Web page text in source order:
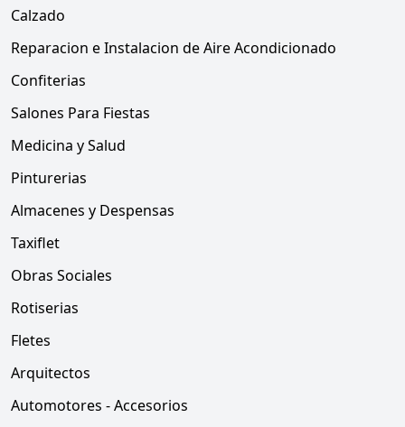
Calzado
Reparacion e Instalacion de Aire Acondicionado
Confiterias
Salones Para Fiestas
Medicina y Salud
Pinturerias
Almacenes y Despensas
Taxiflet
Obras Sociales
Rotiserias
Fletes
Arquitectos
Automotores - Accesorios